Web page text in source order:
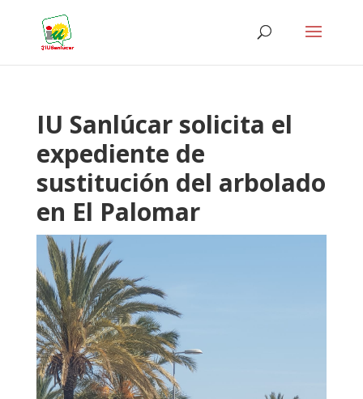
IU Sanlúcar solicita el
expediente de
sustitución del arbolado
en El Palomar